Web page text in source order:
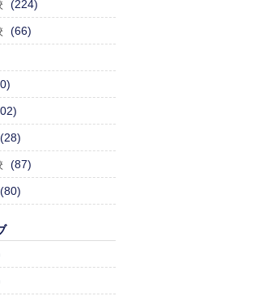
(224)
(66)
(28)
(87)
(80)